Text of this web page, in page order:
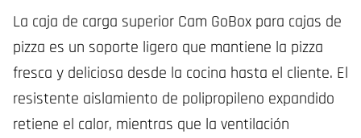
La caja de carga superior Cam GoBox para cajas de
pizza es un soporte ligero que mantiene la pizza
fresca y deliciosa desde la cocina hasta el cliente. El
resistente aislamiento de polipropileno expandido
retiene el calor, mientras que la ventilación